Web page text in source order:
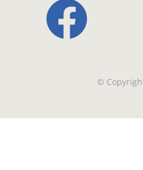
©